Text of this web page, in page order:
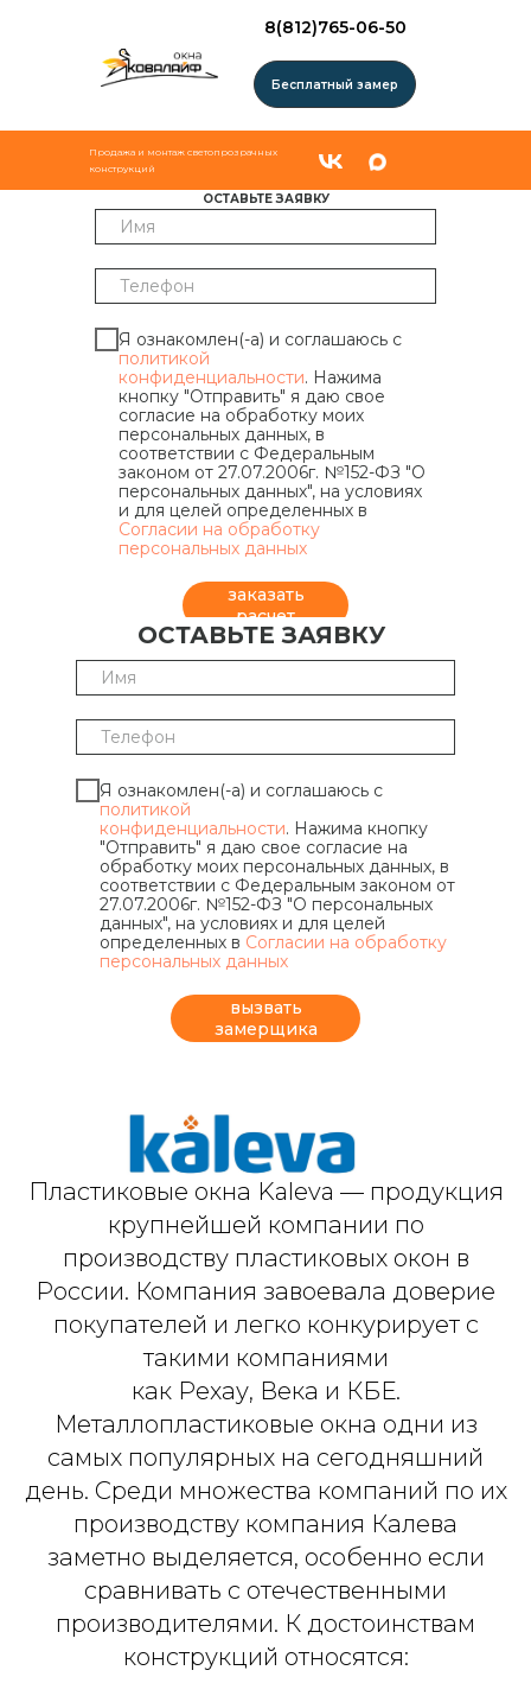
8(812)765-06-50
Бесплатный замер
Продажа и монтаж светопрозрачных
конструкций
Я ознакомлен(-а) и соглашаюсь с
политикой
конфиденциальности. Нажима
кнопку "Отправить" я даю свое
согласие на обработку моих
персональных данных, в
соответствии с Федеральным
законом от 27.07.2006г. №152-ФЗ "О
персональных данных", на условиях
и для целей определенных в
Согласии на обработку
персональных данных
заказать
расчет
ОСТАВЬТЕ ЗАЯВКУ
Я ознакомлен(-а) и соглашаюсь с
политикой
конфиденциальности. Нажима кнопку
"Отправить" я даю свое согласие на
обработку моих персональных данных, в
соответствии с Федеральным законом от
27.07.2006г. №152-ФЗ "О персональных
данных", на условиях и для целей
определенных в Согласии на обработку
персональных данных
вызвать
замерщика
ОСТАВЬТЕ ЗАЯВКУ
Пластиковые окна Kaleva — продукция
крупнейшей компании по
производству пластиковых окон в
России. Компания завоевала доверие
покупателей и легко конкурирует с
такими компаниями
как Рехау, Века и КБЕ.
Металлопластиковые окна одни из
самых популярных на сегодняшний
день. Среди множества компаний по их
производству компания Калева
заметно выделяется, особенно если
сравнивать с отечественными
производителями. К достоинствам
конструкций относятся: